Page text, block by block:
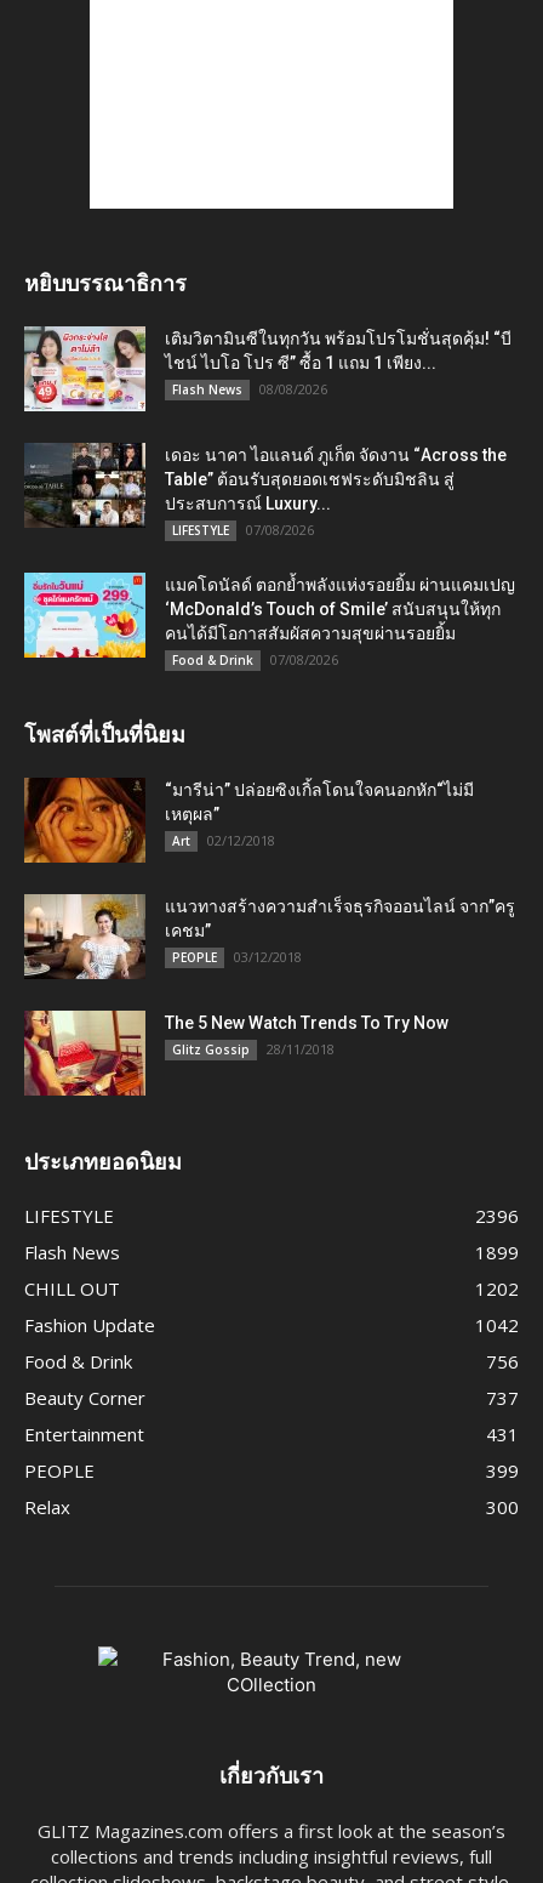
หยิบบรรณาธิการ
เติมวิตามินซีในทุกวัน พร้อมโปรโมชั่นสุดคุ้ม! “บี
ไชน์ ไบโอ โปร ซี” ซื้อ 1 แถม 1 เพียง...
Flash News 08/08/2026
เดอะ นาคา ไอแลนด์ ภูเก็ต จัดงาน “Across the
Table” ต้อนรับสุดยอดเชฟระดับมิชลิน สู่
ประสบการณ์ Luxury...
LIFESTYLE 07/08/2026
แมคโดนัลด์ ตอกย้ำพลังแห่งรอยยิ้ม ผ่านแคมเปญ
‘McDonald’s Touch of Smile’ สนับสนุนให้ทุก
คนได้มีโอกาสสัมผัสความสุขผ่านรอยยิ้ม
Food & Drink 07/08/2026
โพสต์ที่เป็นที่นิยม
“มารีน่า” ปล่อยซิงเกิ้ลโดนใจคนอกหัก“ไม่มี
เหตุผล”
Art 02/12/2018
แนวทางสร้างความสำเร็จธุรกิจออนไลน์ จาก”ครู
เคชม”
PEOPLE 03/12/2018
The 5 New Watch Trends To Try Now
Glitz Gossip 28/11/2018
ประเภทยอดนิยม
LIFESTYLE
2396
Flash News
1899
CHILL OUT
1202
Fashion Update
1042
Food & Drink
756
Beauty Corner
737
Entertainment
431
PEOPLE
399
Relax
300
เกี่ยวกับเรา
GLITZ Magazines.com offers a first look at the season’s
collections and trends including insightful reviews, full